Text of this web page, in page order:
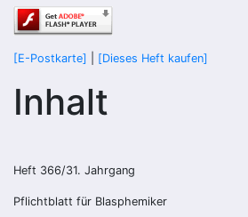
[E-Postkarte] [Dieses Heft kaufen]
Inhalt
Heft 366/31. Jahrgang
Pflichtblatt für Blasphemiker